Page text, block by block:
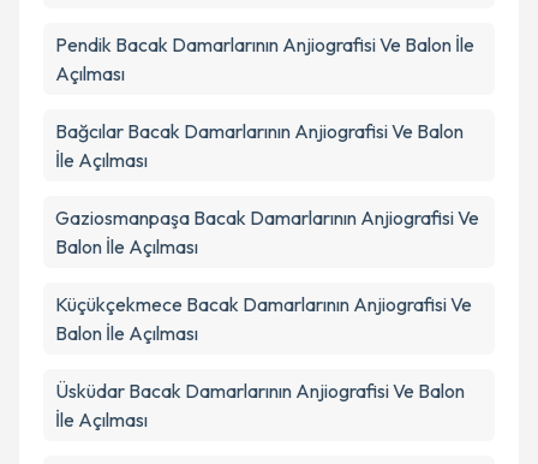
Pendik Bacak Damarlarının Anjiografisi Ve Balon İle
Açılması
Bağcılar Bacak Damarlarının Anjiografisi Ve Balon
İle Açılması
Gaziosmanpaşa Bacak Damarlarının Anjiografisi Ve
Balon İle Açılması
Küçükçekmece Bacak Damarlarının Anjiografisi Ve
Balon İle Açılması
Üsküdar Bacak Damarlarının Anjiografisi Ve Balon
İle Açılması